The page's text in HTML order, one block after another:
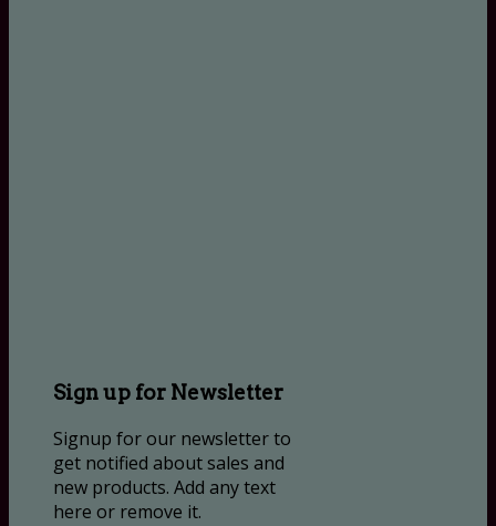
Sign up for Newsletter
Signup for our newsletter to
get notified about sales and
new products. Add any text
here or remove it.